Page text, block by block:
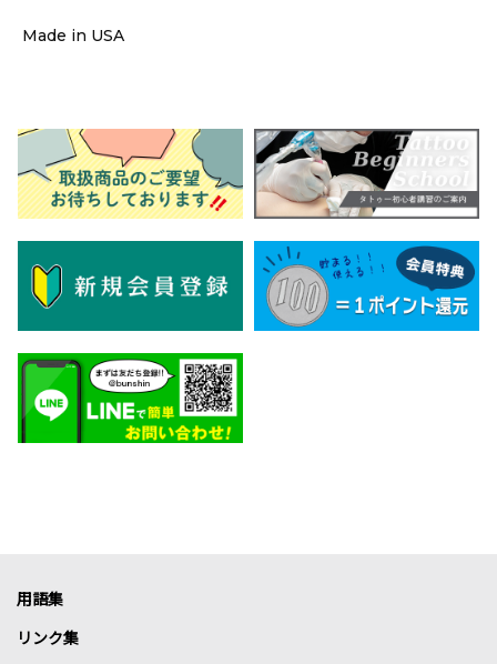
Made in USA
用語集
リンク集